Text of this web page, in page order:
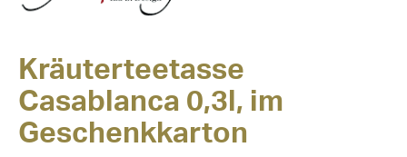
Kräuterteetasse
Casablanca 0,3l, im
Geschenkkarton